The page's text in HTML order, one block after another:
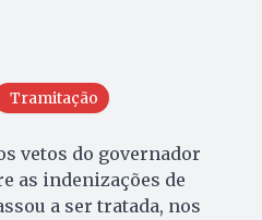
Tramitação
vetos do governador
as indenizações de
a ser tratada, nos